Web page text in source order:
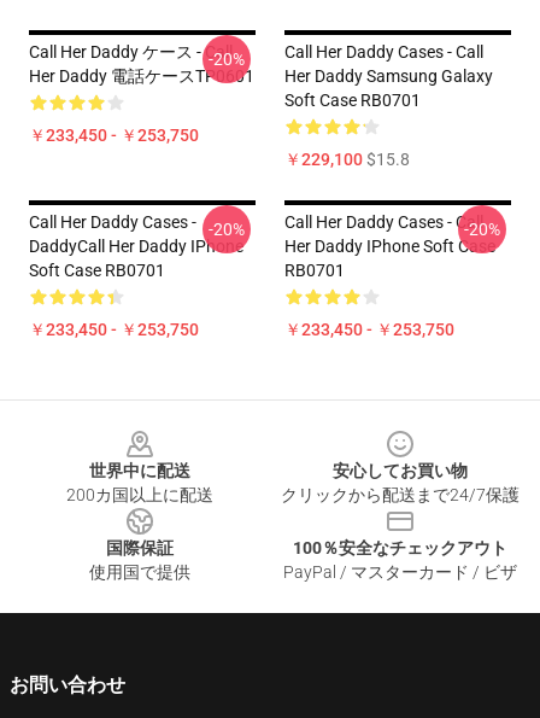
Call Her Daddy ケース - Call
Her Daddy 電話ケースTP0601
￥233,450 - ￥253,750
-20%
Call Her Daddy Cases - Call
Her Daddy Samsung Galaxy
Soft Case RB0701
￥229,100$15.8
Call Her Daddy Cases -
DaddyCall Her Daddy IPhone
Soft Case RB0701
￥233,450 - ￥253,750
-20%
Call Her Daddy Cases - Call
Her Daddy IPhone Soft Case
RB0701
￥233,450 - ￥253,750
-20%
世界中に配送
200カ国以上に配送
安心してお買い物
クリックから配送まで24/7保護
国際保証
使用国で提供
100％安全なチェックアウト
PayPal / マスターカード / ビザ
お問い合わせ